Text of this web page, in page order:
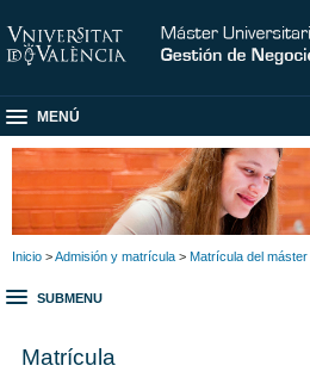
MENÚ
Inicio >Admisión y matrícula > Matrícula del máster
SUBMENU
Matrícula